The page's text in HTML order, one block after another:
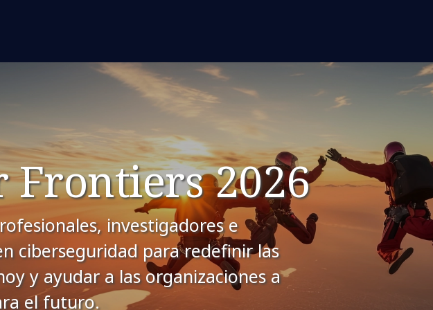
Frontiers 2026
investigadores e
ciberseguridad para redefinir las
y ayudar a las organizaciones a
el futuro.